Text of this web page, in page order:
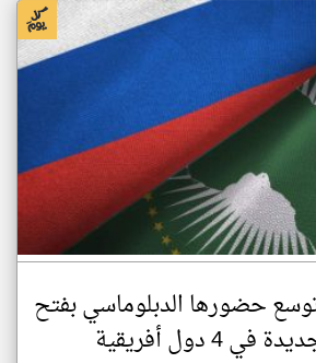
حضورها الدبلوماسي بفتح
4 دول أفريقية